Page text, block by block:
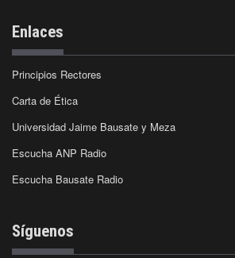
Enlaces
Principios Rectores
Carta de Ética
Universidad Jaime Bausate y Meza
Escucha ANP Radio
Escucha Bausate Radio
Síguenos